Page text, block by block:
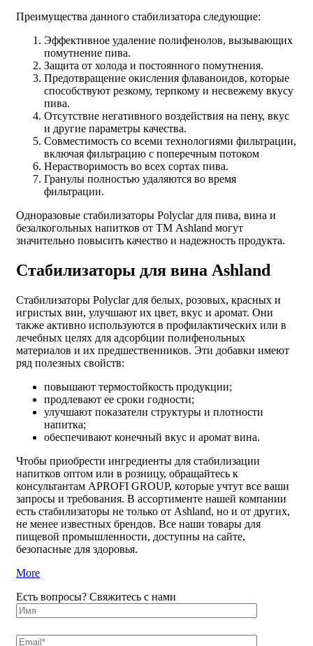
Преимущества данного стабилизатора следующие:
Эффективное удаление полифенолов, вызывающих
помутнение пива.
Защита от холода и постоянного помутнения.
Предотвращение окисления флаваноидов, которые
способствуют резкому, терпкому и несвежему вкусу
пива.
Отсутствие негативного воздействия на пену, вкус
и другие параметры качества.
Совместимость со всеми технологиями фильтрации,
включая фильтрацию с поперечным потоком
Нерастворимость во всех сортах пива.
Гранулы полностью удаляются во время
фильтрации.
Одноразовые стабилизаторы Polyclar для пива, вина и
безалкогольных напитков от ТМ Ashland могут
значительно повысить качество и надежность продукта.
Стабилизаторы для вина Ashland
Стабилизаторы Polyclar для белых, розовых, красных и
игристых вин, улучшают их цвет, вкус и аромат. Они
также активно используются в профилактических или в
лечебных целях для адсорбции полифенольных
материалов и их предшественников. Эти добавки имеют
ряд полезных свойств:
повышают термостойкость продукции;
продлевают ее сроки годности;
улучшают показатели структуры и плотности
напитка;
обеспечивают конечный вкус и аромат вина.
Чтобы приобрести ингредиенты для стабилизации
напитков оптом или в розницу, обращайтесь к
консультантам APROFI GROUP, которые учтут все ваши
запросы и требования. В ассортименте нашей компании
есть стабилизаторы не только от Ashland, но и от других,
не менее известных брендов. Все наши товары для
пищевой промышленности, доступны на сайте,
безопасные для здоровья.
More
Есть вопросы? Свяжитесь с нами